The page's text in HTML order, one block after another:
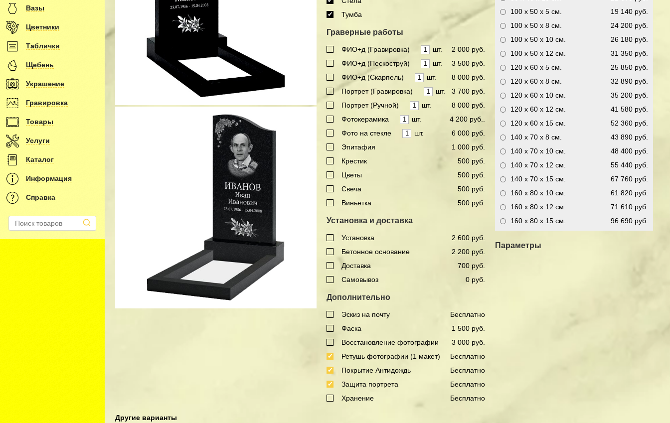
Вазы
Цветники
Таблички
Щебень
Украшение
Гравировка
Товары
Услуги
Каталог
Информация
Справка
Тумба
Граверные работы
2 000 руб.
ФИО+д (Гравировка)
шт.
3 500 руб.
ФИО+д (Пескоструй)
шт.
8 000 руб.
ФИО+д (Скарпель)
шт.
3 700 руб.
Портрет (Гравировка)
шт.
8 000 руб.
Портрет (Ручной)
шт.
4 200 руб..
Фотокерамика
шт.
6 000 руб.
Фото на стекле
шт.
1 000 руб.
Эпитафия
500 руб.
Крестик
500 руб.
Цветы
500 руб.
Свеча
500 руб.
Виньетка
Установка и доставка
2 600 руб.
Установка
2 200 руб.
Бетонное основание
700 руб.
Доставка
0 руб.
Самовывоз
Дополнительно
Бесплатно
Эскиз на почту
1 500 руб.
Фаска
3 000 руб.
Восстановление фотографии
Бесплатно
Ретушь фотографии (1 макет)
Бесплатно
Покрытие Антидождь
Бесплатно
Защита портрета
Бесплатно
Хранение
19 140 руб.
100 x 50 x 5см.
24 200 руб.
100 x 50 x 8см.
26 180 руб.
100 x 50 x 10см.
31 350 руб.
100 x 50 x 12 см.
25 850 руб.
120 x 60 x 5см.
32 890 руб.
120 x 60 x 8см.
35 200 руб.
120 x 60 x 10см.
41 580 руб.
120 x 60 x 12 см.
52 360 руб.
120 x 60 x 15см.
43 890 руб.
140 x 70 x 8см.
48 400 руб.
140 x 70 x 10см.
55 440 руб.
140 x 70 x 12 см.
67 760 руб.
140 x 70 x 15см.
61 820 руб.
160 x 80 x 10см.
71 610 руб.
160 x 80 x 12 см.
96 690 руб.
160 x 80 x 15см.
Параметры
Другие варианты